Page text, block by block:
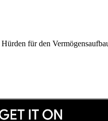
für den